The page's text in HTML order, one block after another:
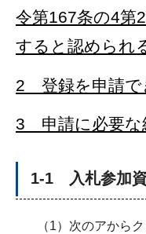
令第167条の4第
すると認められ
2 登録を申請で
3 申請に必要な
1-1 入札参加
（1）次のアから